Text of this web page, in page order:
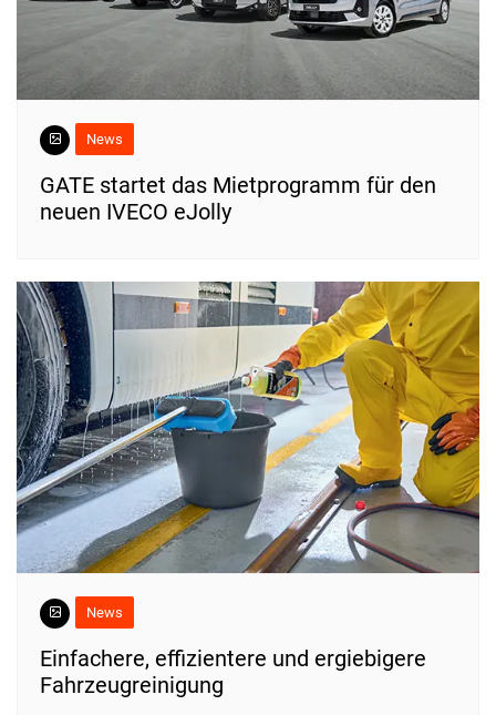
News
​GATE startet das Mietprogramm für den
neuen IVECO eJolly
News
Einfachere, effizientere und ergiebigere
Fahrzeugreinigung